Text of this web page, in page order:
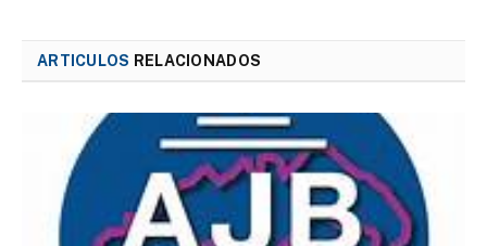
ARTICULOS RELACIONADOS